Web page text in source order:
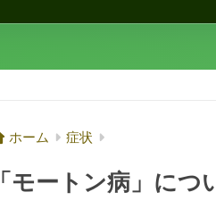
ホーム 症状
「モートン病」につ